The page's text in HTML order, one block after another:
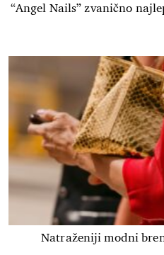
“Angel Nails” zvanično
Natraženiji modni